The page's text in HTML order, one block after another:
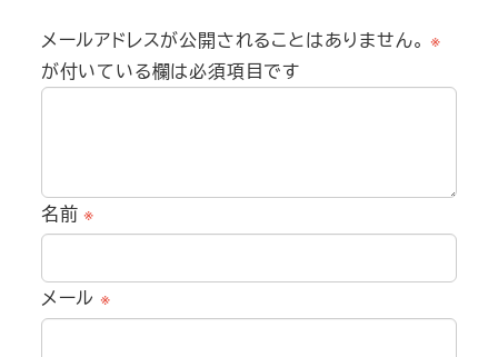
メールアドレスが公開されることはありません。 ※
が付いている欄は必須項目です
名前※
メール ※